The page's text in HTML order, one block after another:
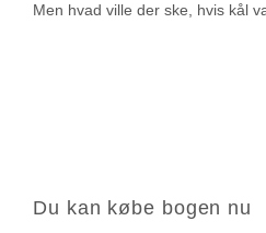
Men hvad ville der ske, hvis kål
Du kan købe bogen nu